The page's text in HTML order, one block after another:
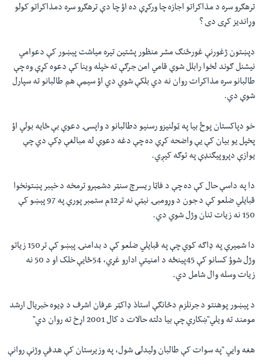
ترهګرو سره د مذاکراتو اجازه چا ورکړې ده اؤ چا دې ترهګرو سره دمذاکراتو کولو
وړاندیز کړی دی ؟
دپښتون ژغورنې غورځنګ مشر منظور پشتین تیره میاشت پېښور کې دعوامي
نیشنل ګوند لخوا رابلل شوې قامي امن جرګې ته خپله وینا کې دعوه کړې وه چې
طالبانو سره مذاکرات روان نه دي بلکې شوي دي اؤ سیمې هم طالبانو ته سپارل
شوې دي.
خو دپاکستان پوځ بیا په ټولنیزو رسنیو دطالبانو د واپسۍ دعوې بې ځایه بولي اؤ
پخپل یو بیان کې یې واضحه کړې ده چې دغه دعوې له مبالغې ډکې دي چې
یوازې دپروپیګنډې په توګه کیږي.
دا په داسې حال کې ده چې د فاټا ريسرچ سنټر دشمېرو ترمخه د خېبر پښتونخوا
قبايلي ضلعو کې د جون د وړومبۍ نېټې نه تر12م ستمبر پورې په 97 پېښو کې
150 نه زيات تنان وژل شوي دي.
دا شمیرې په ډاګه کوي چې په قبايلي ضلعو کې د بدامنۍ پېښو کې تر150 زياتو
وژل شوؤ کسانو کې 45پينځه د امنيتي ادارو غړي، 54ځايې خلک او د 50 نه
زيات وسله وال شامل دي.
د پېښور پوهنتو د جرنلزم دڅانګې استاذ ډاکټر عرفان اشرف د ډیوه خبریال ارشد
مومند ته ویلي"ښکاري چې بيا دلته حالات د کال 2001 اړخ ته روان دي"
هغه وایي "په سوات کې طالبان وليدلی شول، په وزيرستان کې هدفي وژنې روانې